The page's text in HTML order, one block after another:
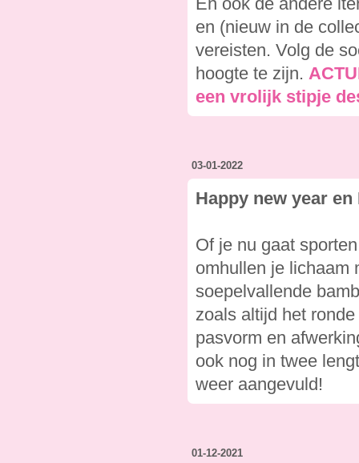
en (nieuw in de
vereisten. Volg de
hoogte te zijn.
een vrolijk stipje
03-01-2022
Happy new year
Of je nu gaat
omhullen je lichaam
soepelvallende
zoals altijd het
pasvorm en
ook nog in twee
weer aangevuld!
01-12-2021